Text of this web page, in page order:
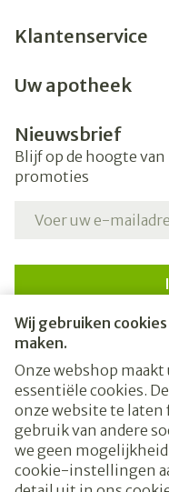
Wij gebruiken
maken.
Onze webshop
essentiële cookies.
onze website te laten
gebruik van andere
we geen
cookie-instellingen
Klantenservice
Uw apotheek
Nieuwsbrief
Blijf op de hoogte
promoties
Door op inschrijven te
nieuwsbrief en gaat u
Juridische links